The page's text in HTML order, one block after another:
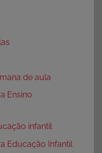
de aula
Ensino
infantil
Educação Infantil